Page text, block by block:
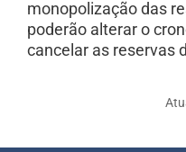
monopolização das
poderão alterar o
cancelar as reservas